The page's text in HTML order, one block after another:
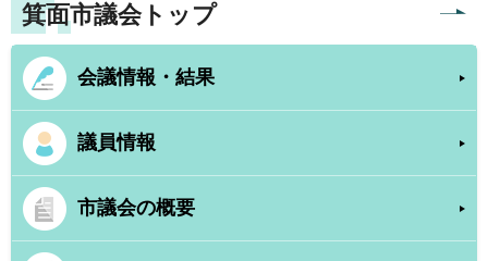
箕面市議会トップ
会議情報・結果
議員情報
市議会の概要